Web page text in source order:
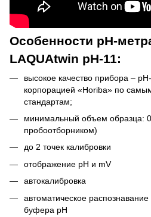
Особенности рН-
LAQUAtwin pH-11:
высокое качество прибора –
корпорацией «Horiba» по
стандартам;
минимальный объем образца:
пробоотборником)
до 2 точек калибровки
отображение pH и mV
автокалибровка
автоматическое
буфера pH